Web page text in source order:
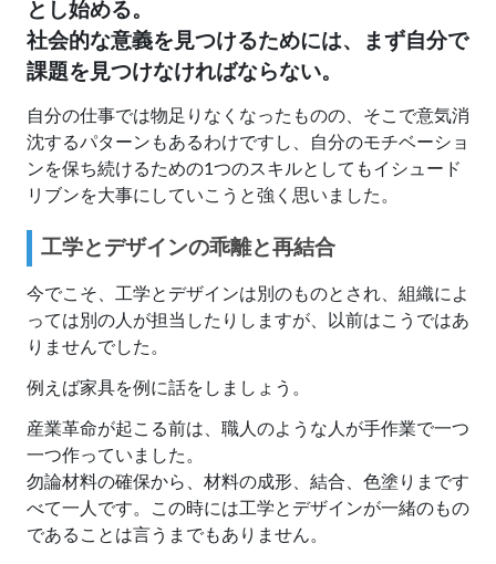
とし始める。
社会的な意義を見つけるためには、まず自分で
課題を見つけなければならない。
自分の仕事では物足りなくなったものの、そこで意気消
沈するパターンもあるわけですし、自分のモチベーショ
ンを保ち続けるための1つのスキルとしてもイシュード
リブンを大事にしていこうと強く思いました。
工学とデザインの乖離と再結合
今でこそ、工学とデザインは別のものとされ、組織によ
っては別の人が担当したりしますが、以前はこうではあ
りませんでした。
例えば家具を例に話をしましょう。
産業革命が起こる前は、職人のような人が手作業で一つ
一つ作っていました。
勿論材料の確保から、材料の成形、結合、色塗りまです
べて一人です。この時には工学とデザインが一緒のもの
であることは言うまでもありません。